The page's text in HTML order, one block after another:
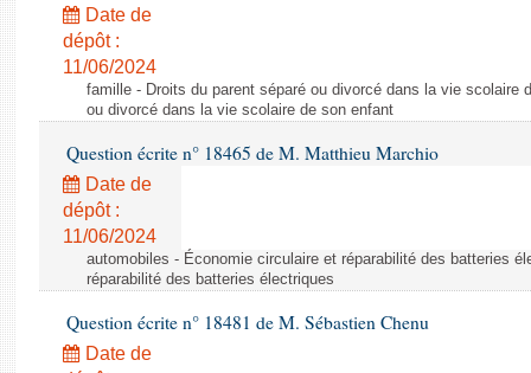
Questions écrites et orales
Comptes rendus des débats
Date de
dépôt :
11/06/2024
famille - Droits du parent séparé ou divorcé dans la vie scolaire
ou divorcé dans la vie scolaire de son enfant
Question écrite n° 18465 de M. Matthieu Marchio
Date de
dépôt :
11/06/2024
automobiles - Économie circulaire et réparabilité des batteries
réparabilité des batteries électriques
Question écrite n° 18481 de M. Sébastien Chenu
Date de